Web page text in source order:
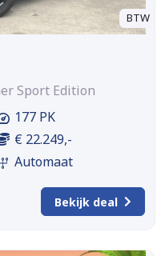
BTW
Sport Edition
177 PK
€ 22.249,-
Automaat
Bekijk deal